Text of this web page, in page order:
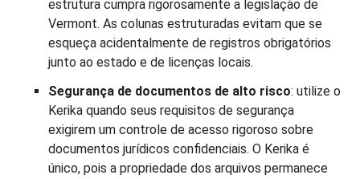
estrutura cumpra rigorosamente a legislação de
Vermont. As colunas estruturadas evitam que se
esqueça acidentalmente de registros obrigatórios
junto ao estado e de licenças locais.
Segurança de documentos de alto risco: utilize o
Kerika quando seus requisitos de segurança
exigirem um controle de acesso rigoroso sobre
documentos jurídicos confidenciais. O Kerika é
único, pois a propriedade dos arquivos permanece